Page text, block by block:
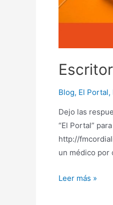
Blog, El Portal,
Dejo las
“El Portal”
http://
un médico por
Escritorio
Leer más »